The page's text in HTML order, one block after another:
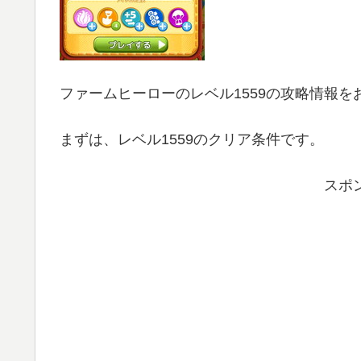
ファームヒーローのレベル1559の攻略情報を
まずは、レベル1559のクリア条件です。
スポ